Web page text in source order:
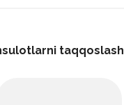
bilan ishlab chiqariladi.
taqqoslash